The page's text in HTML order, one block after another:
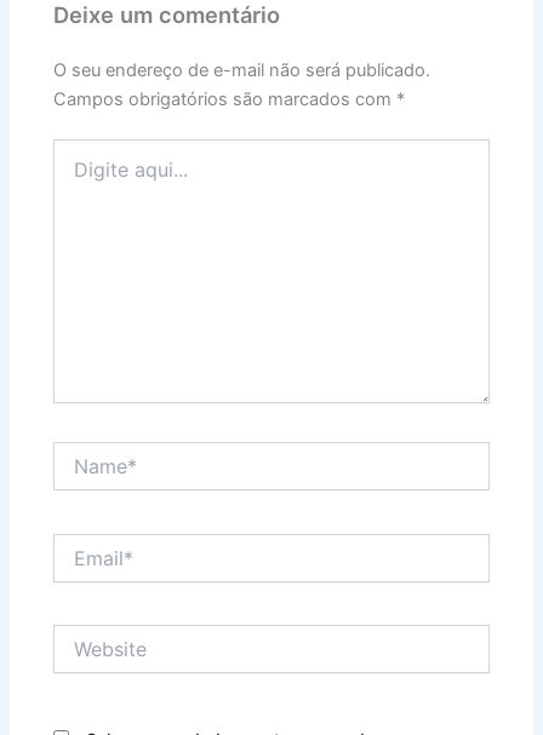
Deixe um comentário
O seu endereço de e-mail não será publicado.
Campos obrigatórios são marcados com *
aqui...